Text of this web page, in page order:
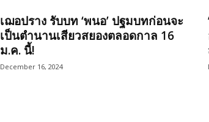
เฌอปราง รับบท ‘พนอ’ ปฐมบทก่อนจะ
เป็นตำนานเสียวสยองตลอดกาล 16
ม.ค. นี้!
December 16, 2024